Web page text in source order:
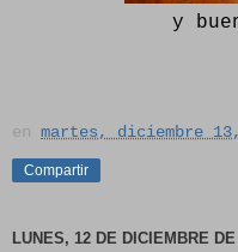
y
en martes, diciembre
Compartir
LUNES, 12 DE DICIEMBRE DE